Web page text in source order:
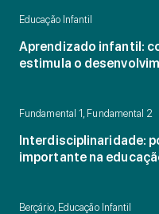
Educação Infantil
Aprendizado infantil:
estimula o
Fundamental 1, Fundamental 2
Interdisciplinaridade:
importante na
Berçário, Educação Infantil